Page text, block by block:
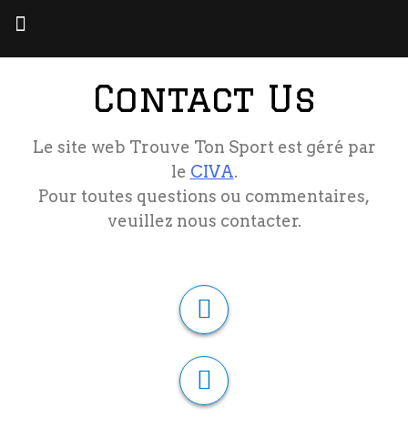
Contact Us
Le site web Trouve Ton Sport est géré par
le CIVA.
Pour toutes questions ou commentaires,
veuillez nous contacter.